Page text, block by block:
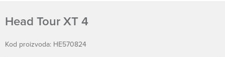
Head Tour XT 4
Kod proizvoda: HE570824